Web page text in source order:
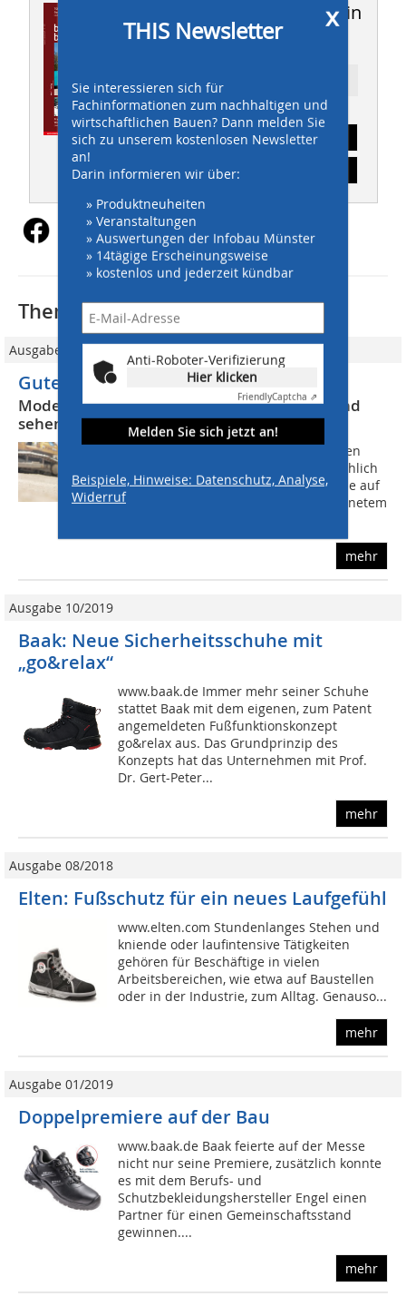
Dieser Artikel erschien in
THIS 09 /2009
Ressort: Lifestyle
Abonnement
Inhaltsverzeichnis
x
THIS Newsletter
Sie interessieren sich für
Fachinformationen zum nachhaltigen und
wirtschaftlichen Bauen? Dann melden Sie
sich zu unserem kostenlosen Newsletter
an!
Darin informieren wir über:
» Produktneuheiten
» Veranstaltungen
» Auswertungen der Infobau Münster
» 14tägige Erscheinungsweise
» kostenlos und jederzeit kündbar
Anti-Roboter-Verifizierung
Hier klicken
FriendlyCaptcha ⇗
Melden Sie sich jetzt an!
Beispiele, Hinweise: Datenschutz, Analyse,
Widerruf
Thematisch passende Artikel:
Ausgabe 06/2011
Guter Auftritt auf der Baustelle
Moderne Sicherheitsschuhe sind bequem und
sehen trendig aus
Neben Unachtsamkeit, herumliegenden
Kabeln oder Schläuchen gehen tatsächlich
viele Stolper-, Rutsch- und Sturzunfälle auf
Baustellen auf das Konto von ungeeignetem
mehr
Ausgabe 10/2019
Baak: Neue Sicherheitsschuhe mit
„go&relax“
www.baak.de Immer mehr seiner Schuhe
stattet Baak mit dem eigenen, zum Patent
angemeldeten Fußfunktionskonzept
go&relax aus. Das Grundprinzip des
Konzepts hat das Unternehmen mit Prof.
Dr. Gert-Peter...
mehr
Ausgabe 08/2018
Elten: Fußschutz für ein neues Laufgefühl
www.elten.com Stundenlanges Stehen und
kniende oder laufintensive Tätigkeiten
gehören für Beschäftige in vielen
Arbeitsbereichen, wie etwa auf Baustellen
oder in der Industrie, zum Alltag. Genauso...
mehr
Ausgabe 01/2019
Doppelpremiere auf der Bau
www.baak.de Baak feierte auf der Messe
nicht nur seine Premiere, zusätzlich konnte
es mit dem Berufs- und
Schutzbekleidungshersteller Engel einen
Partner für einen Gemeinschaftsstand
gewinnen....
mehr